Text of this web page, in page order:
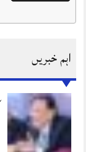
اہم خبریں